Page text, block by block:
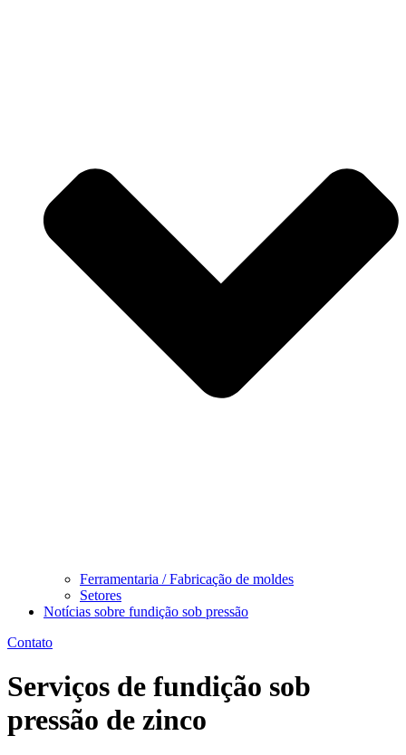
Ferramentaria / Fabricação de moldes
Setores
Notícias sobre fundição sob pressão
Contato
Serviços de fundição sob
pressão de zinco